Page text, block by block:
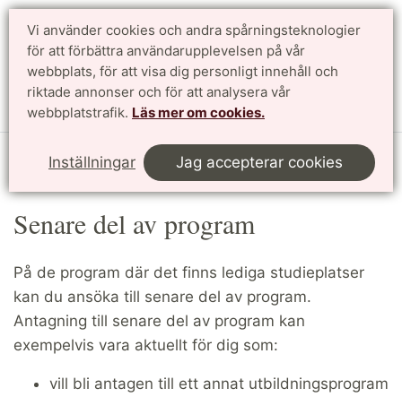
Vi använder cookies och andra spårningsteknologier
för att förbättra användarupplevelsen på vår
webbplats, för att visa dig personligt innehåll och
riktade annonser och för att analysera vår
webbplatstrafik. Läs mer om cookies.
Inställningar Jag accepterar cookies
Sök
Ansökan och antagning
Senare del av program
Senare del av program
På de program där det finns lediga studieplatser
kan du ansöka till senare del av program.
Antagning till senare del av program kan
exempelvis vara aktuellt för dig som:
vill bli antagen till ett annat utbildningsprogram